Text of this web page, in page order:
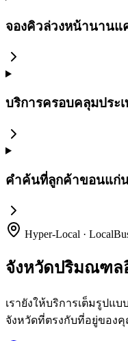
จองคิวล่วงหน้านานแ
บริการครอบคลุมประ
คำค้นที่ลูกค้าขอนแก่
Hyper-Local ·
จังหวัดปริมณฑล
เรายังให้บริการเต็มรูป
จังหวัดที่ตรงกับที่อยู่ของ